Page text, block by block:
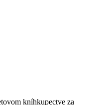
kníhkupectve za